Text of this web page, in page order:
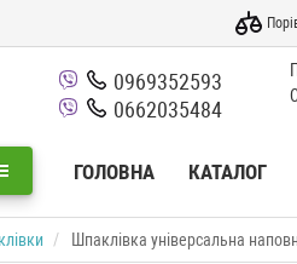
0969352593
0662035484
ГОЛОВНА КАТАЛОГ
Шпаклівка універсальна